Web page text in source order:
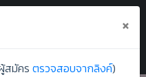
.ราชภัฏสกลนคร ×
สมัคร ตรวจสอบจากลิงค์)